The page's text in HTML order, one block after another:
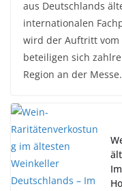
aus Deutschlands
internationalen
wird der Auftritt vom
beteiligen sich
Region an der Messe.